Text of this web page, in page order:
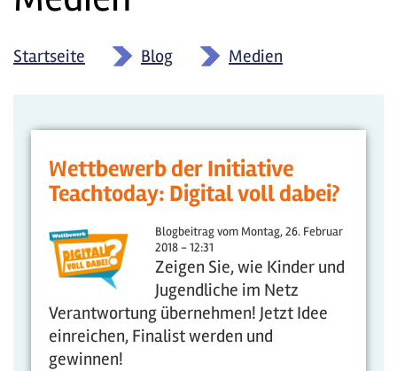
Startseite » Blog » Medien
Wettbewerb der Initiative
Teachtoday: Digital voll dabei?
Blogbeitrag vom Montag, 26. Februar
2018 - 12:31
Zeigen Sie, wie Kinder und
Jugendliche im Netz
Verantwortung übernehmen! Jetzt Idee
einreichen, Finalist werden und
gewinnen!